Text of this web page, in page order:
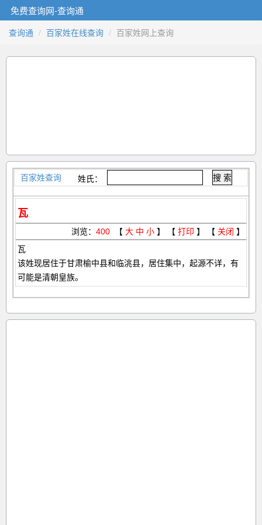
免费查询网-查询通
查询通 百家姓在线查询 百家姓网上查询
百家姓查询 姓氏：
瓦
浏览： 400 【 大 中 小 】 【 打印 】 【 关闭 】
瓦
该姓现居住于甘肃榆中县和临洮县，居住集中，起源不详，有
可能是清朝皇族。